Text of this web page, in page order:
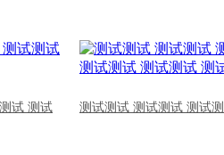
试 测试 测试测试 测试测试 测试